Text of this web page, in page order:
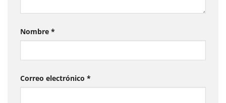
Nombre *
Correo electrónico *